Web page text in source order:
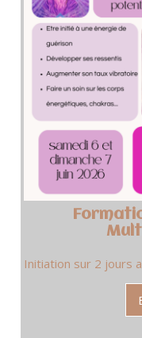
Initiation sur 2 jours